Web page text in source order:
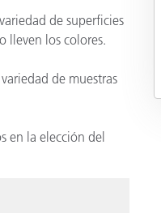
de superficies
lleven los colores.
de muestras
en la elección del